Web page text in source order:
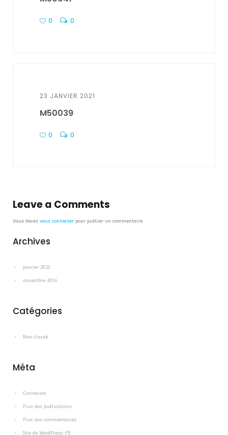
0 0
23 JANVIER 2021
M50039
0 0
Leave a Comments
Vous devez vous connecter pour publier un commentaire.
Archives
janvier 2021
novembre 2016
Catégories
Non classé
Méta
Connexion
Flux des publications
Flux des commentaires
Site de WordPress-FR